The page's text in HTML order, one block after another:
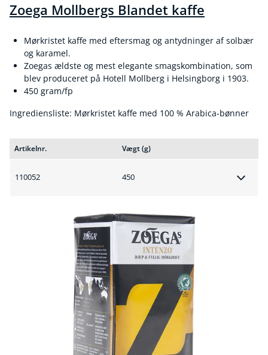
Zoega Mollbergs Blandet kaffe
Mørkristet kaffe med eftersmag og antydninger af solbær
og karamel.
Zoegas ældste og mest elegante smagskombination, som
blev produceret på Hotell Mollberg i Helsingborg i 1903.
450 gram/fp
Ingrediensliste: Mørkristet kaffe med 100 % Arabica-bønner
Artikelnr. Vægt (g)
110052 450